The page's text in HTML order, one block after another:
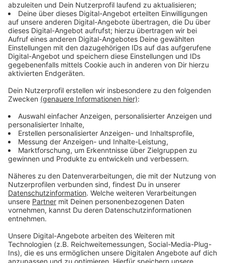
musste, doch seine Stimme lebt in seinen Songs - "We
Salute You" Bon Scott, Rock in Peace!
Mehr AC/DC auf ROCK ANTENNE:
Rock Quiz
Are You Ready: Wie textsicher bist du bei AC/DC?
Du singst vonHigh VoltagebisPOWER UPalles mit, was
AC/DC zu bieten haben? Dann teste jetzt wie textsicher
Quiz!